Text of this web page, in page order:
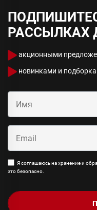
РАССЫЛКАХ
акционными
новинками и
Я соглашаюсь на хранение и
это безопасно.